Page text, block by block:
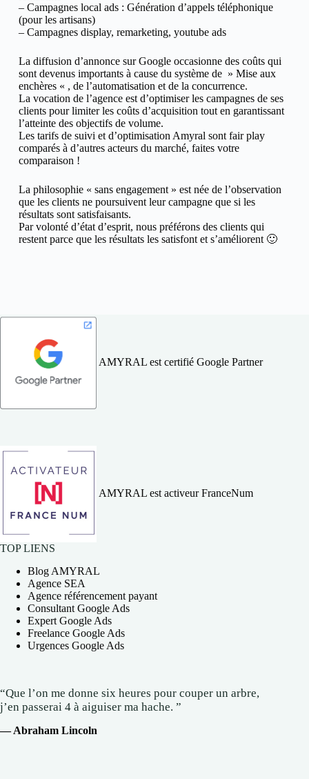
– Campagnes local ads : Génération d’appels téléphonique
(pour les artisans)
– Campagnes display, remarketing, youtube ads
La diffusion d’annonce sur Google occasionne des coûts qui
sont devenus importants à cause du système de » Mise aux
enchères « , de l’automatisation et de la concurrence.
La vocation de l’agence est d’optimiser les campagnes de ses
clients pour limiter les coûts d’acquisition tout en garantissant
l’atteinte des objectifs de volume.
Les tarifs de suivi et d’optimisation Amyral sont fair play
comparés à d’autres acteurs du marché, faites votre
comparaison !
La philosophie « sans engagement » est née de l’observation
que les clients ne poursuivent leur campagne que si les
résultats sont satisfaisants.
Par volonté d’état d’esprit, nous préférons des clients qui
restent parce que les résultats les satisfont et s’améliorent 🙂
AMYRAL est certifié Google Partner
AMYRAL est activeur FranceNum
TOP LIENS
Blog AMYRAL
Agence SEA
Agence référencement payant
Consultant Google Ads
Expert Google Ads
Freelance Google Ads
Urgences Google Ads
“Que l’on me donne six heures pour couper un arbre,
j’en passerai 4 à aiguiser ma hache. ”
— Abraham Lincoln